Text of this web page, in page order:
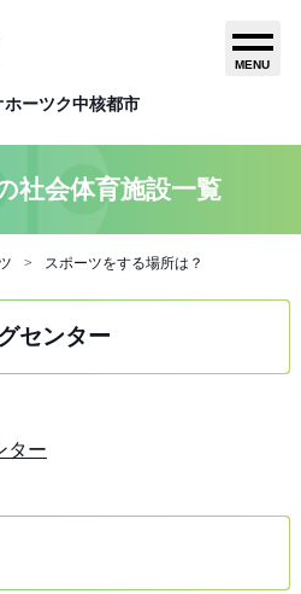
ーツク中核都市
MENU
社会体育施設一覧
スポーツをする場所は？
センター
ター